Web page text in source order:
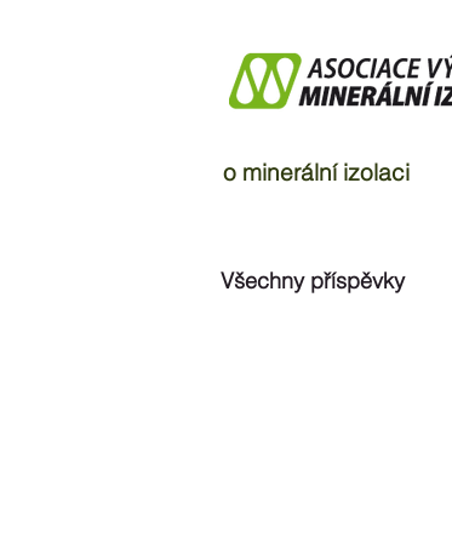
o minerální izolaci
Všechny příspěvky